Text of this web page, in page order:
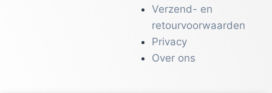
Verzend- en
retourvoorwaarden
Privacy
Over ons